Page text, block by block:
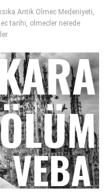
Antik Olmec Medeniyeti,
tarihi, olmecler nerede